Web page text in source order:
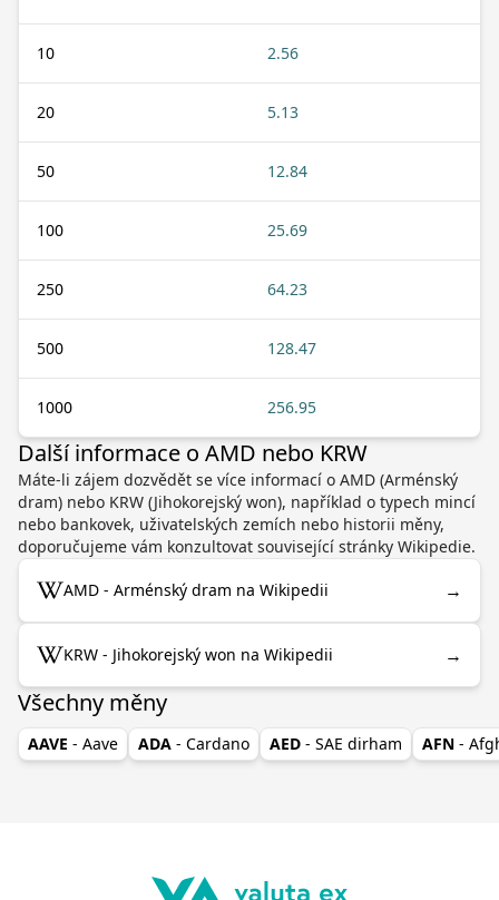
10 2.56
20 5.13
50 12.84
100 25.69
250 64.23
500 128.47
1000 256.95
Další informace o AMD nebo KRW
Máte-li zájem dozvědět se více informací o AMD (Arménský
dram) nebo KRW (Jihokorejský won), například o typech mincí
nebo bankovek, uživatelských zemích nebo historii měny,
doporučujeme vám konzultovat související stránky Wikipedie.
AMD - Arménský dram na Wikipedii →
KRW - Jihokorejský won na Wikipedii →
Všechny měny
AAVE - Aave ADA - Cardano AED - SAE dirham AFN -